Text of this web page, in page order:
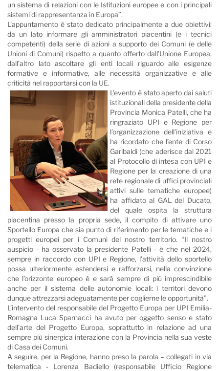
un sistema di relazioni con le Istituzioni europee e con i principali
sistemi di rappresentanza in Europa”.
L’appuntamento è stato dedicato principalmente a due obiettivi:
da un lato informare gli amministratori piacentini (e i tecnici
competenti) della serie di azioni a supporto dei Comuni (e delle
Unioni di Comuni) rispetto a quanto offerto dall’Unione Europea,
dall’altro lato ascoltare gli enti locali riguardo alle esigenze
formative e informative, alle necessità organizzative e alle
criticità nel rapportarsi con la UE.
L’evento è stato aperto dai saluti
istituzionali della presidente della
Provincia Monica Patelli, che ha
ringraziato UPI e Regione per
l’organizzazione dell’iniziativa e
ha ricordato che l’ente di Corso
Garibaldi (che aderisce dal 2021
al Protocollo di intesa con UPI e
Regione per la creazione di una
rete regionale di uffici provinciali
attivi sulle tematiche europee)
ha affidato al GAL del Ducato,
del quale ospita la struttura
piacentina presso la propria sede, il compito di attivare uno
Sportello Europa che sia punto di riferimento per le tematiche e i
progetti europei per i Comuni del nostro territorio. “Il nostro
auspicio - ha osservato la presidente Patelli - è che nel 2024,
sempre in raccordo con UPI e Regione, l’attività dello sportello
possa ulteriormente estendersi e rafforzarsi, nella convinzione
che l’orizzonte europeo è e sarà sempre di più imprescindibile
anche per il sistema delle autonomie locali: i territori devono
dunque attrezzarsi adeguatamente per coglierne le opportunità”.
L’intervento del responsabile del Progetto Europa per UPI Emilia-
Romagna Luca Sparnacci ha avuto per oggetto senso e stato
dell'arte del Progetto Europa, soprattutto in relazione ad una
sempre più sinergica interazione con la Provincia nella sua veste
di Casa dei Comuni.
A seguire, per la Regione, hanno preso la parola – collegati in via
telematica - Lorenza Badiello (responsabile Ufficio Regione